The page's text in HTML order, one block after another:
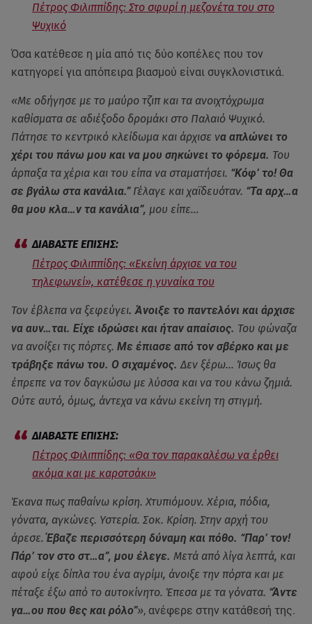
Πέτρος Φιλιππίδης: Στο σφυρί η μεζονέτα του στο
Ψυχικό
Όσα κατέθεσε η μία από τις δύο κοπέλες που τον
κατηγορεί για απόπειρα βιασμού είναι συγκλονιστικά.
«Με οδήγησε με το μαύρο τζιπ και τα ανοιχτόχρωμα
καθίσματα σε αδιέξοδο δρομάκι στο Παλαιό Ψυχικό.
Πάτησε το κεντρικό κλείδωμα και άρχισε να απλώνει το
χέρι του πάνω μου και να μου σηκώνει το φόρεμα. Του
άρπαξα τα χέρια και του είπα να σταματήσει. “Κόφ’ το! Θα
σε βγάλω στα κανάλια.”Γέλαγε και χαϊδευόταν. “Τα αρχ…α
θα μου κλα…ν τα κανάλια”, μου είπε…
Πέτρος Φιλιππίδης: «Εκείνη άρχισε να του
τηλεφωνεί», κατέθεσε η γυναίκα του
Τον έβλεπα να ξεφεύγει. Άνοιξε το παντελόνι και άρχισε
να αυν…ται. Είχε ιδρώσει και ήταν απαίσιος. Του φώναζα
να ανοίξει τις πόρτες. Με έπιασε από τον σβέρκο και με
τράβηξε πάνω του. Ο σιχαμένος. Δεν ξέρω… Ίσως θα
έπρεπε να τον δαγκώσω με λύσσα και να του κάνω ζημιά.
Ούτε αυτό, όμως, άντεχα να κάνω εκείνη τη στιγμή.
Πέτρος Φιλιππίδης: «Θα τον παρακαλέσω να έρθει
ακόμα και με καροτσάκι»
Έκανα πως παθαίνω κρίση. Χτυπιόμουν. Χέρια, πόδια,
γόνατα, αγκώνες. Υστερία. Σοκ. Κρίση. Στην αρχή του
άρεσε.Έβαζε περισσότερη δύναμη και πόθο. “Παρ’ τον!
Πάρ’ τον στο στ…α”, μου έλεγε. Μετά από λίγα λεπτά, και
αφού είχε δίπλα του ένα αγρίμι, άνοιξε την πόρτα και με
πέταξε έξω από το αυτοκίνητο. Έπεσα με τα γόνατα. “Άντε
γα…ου που θες και ρόλο”», ανέφερε στην κατάθεσή της.